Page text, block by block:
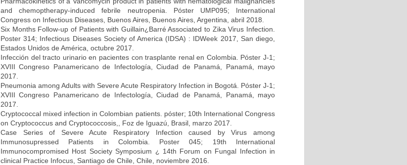
and chemoptherapy-induced febrile neutropenia. Póster UMP095; International
Congress on Infectious Diseases, Buenos Aires, Buenos Aires, Argentina, abril 2018.
Six Months Follow-up of Patients with Guillain¿Barré Associated to Zika Virus Infection.
Poster 314; Infectious Diseases Society of America (IDSA) : IDWeek 2017, San diego,
Estados Unidos de América, octubre 2017.
Infección del tracto urinario en pacientes con trasplante renal en Colombia. Póster J-1;
XVIII Congreso Panamericano de Infectología, Ciudad de Panamá, Panamá, mayo
2017.
Pneumonia among Adults with Severe Acute Respiratory Infection in Bogotá. Póster J-1;
XVIII Congreso Panamericano de Infectología, Ciudad de Panamá, Panamá, mayo
2017.
Cryptococcal mixed infection in Colombian patients. póster; 10th International Congress
on Cryptococcus and Cryptococcosis,, Foz de Iguazú, Brasil, marzo 2017.
Case Series of Severe Acute Respiratory Infection caused by Virus among
Immunosupressed Patients in Colombia. Poster 045; 19th International
Immunocompromised Host Society Symposium ¿ 14th Forum on Fungal Infection in
clinical Practice Infocus, Santiago de Chile, Chile, noviembre 2016.